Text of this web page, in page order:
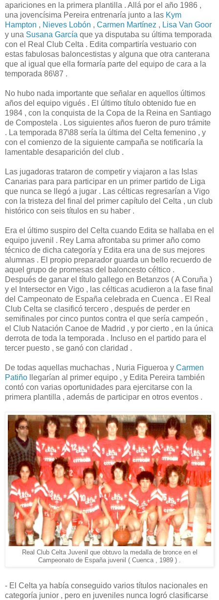
apariciones en la primera plantilla . Allá por el año 1986 ,
una jovencísima Pereira entrenaría junto a las Kym
Hampton , Nieves Lobón , Carmen Martínez , Lisa Van Goor
y una Susana García que ya disputaba su última temporada
con el Real Club Celta . Edita compartiría vestuario con
estas fabulosas baloncestistas y alguna que otra canterana
que al igual que ella formaría parte del equipo de cara a la
temporada 86\87 .
No hubo nada importante que señalar en aquellos últimos
años del equipo vigués . El último título obtenido fue en
1984 , con la conquista de la Copa de la Reina en Santiago
de Compostela . Los siguientes años fueron de puro trámite
. La temporada 87\88 sería la última del Celta femenino , y
con el comienzo de la siguiente campaña se notificaría la
lamentable desaparición del club .
Las jugadoras trataron de competir y viajaron a las Islas
Canarias para para participar en un primer partido de Liga
que nunca se llegó a jugar . Las célticas regresarían a Vigo
con la tristeza del final del primer capítulo del Celta , un club
histórico con seis títulos en su haber .
Era el último suspiro del Celta cuando Edita se hallaba en el
equipo juvenil . Rey Lama afrontaba su primer año como
técnico de dicha categoría y Edita era una de sus mejores
alumnas . El propio preparador guarda un bello recuerdo de
aquel grupo de promesas del baloncesto céltico .
Después de ganar el título gallego en Betanzos ( A Coruña )
y el Intersector en Vigo , las célticas acudieron a la fase final
del Campeonato de España celebrada en Cuenca . El Real
Club Celta se clasificó tercero , después de perder en
semifinales por cinco puntos contra el que sería campeón ,
el Club Natación Canoe de Madrid , y por cierto , en la única
derrota de toda la temporada . Incluso en el partido para el
tercer puesto , se ganó con claridad .
De todas aquellas muchachas , Nuria Figueroa y Carmen
Patiño
llegarían al primer equipo , y Edita Pereira también
contó con varias oportunidades para ejercitarse con la
primera plantilla , además de participar en otros eventos .
Real Club Celta Juvenil que obtuvo la medalla de bronce en el
Campeonato de España juvenil ( Cuenca , 1989 ) .
- El Celta ya había conseguido varios títulos nacionales en
categoría junior , pero en juveniles nunca logró clasificarse